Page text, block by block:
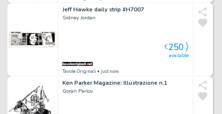
Jeff Hawke daily strip #H7007
Sidney Jordan
Tavole Originali • just now
available
€250
Ken Parker Magazine: Illustrazione n.1
Goran Parlov